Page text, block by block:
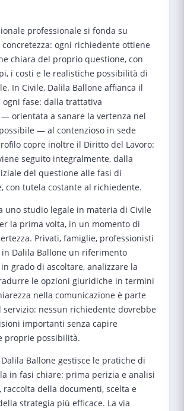
professionale si fonda su
ogni richiedente ottiene
chiara del proprio questione, con
i costi e le realistiche possibilità di
In Civile, Dalila Ballone affianca il
fase: dalla trattativa
orientata a sanare la vertenza nel
— al contenzioso in sede
copre inoltre il Diritto del Lavoro:
seguito integralmente, dalla
del questione alle fasi di
con tutela costante al richiedente.
uno studio legale in materia di Civile
la prima volta, in un momento di
Privati, famiglie, professionisti
in Dalila Ballone un riferimento
grado di ascoltare, analizzare la
le opzioni giuridiche in termini
nella comunicazione è parte
nessun richiedente dovrebbe
importanti senza capire
proprie possibilità.
Ballone gestisce le pratiche di
in fasi chiare: prima perizia e analisi
raccolta della documenti, scelta e
strategia più efficace. La via